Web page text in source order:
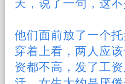
天，说了一句，这
他们面前放了一个
穿着上看，两人应
资都不高，发了工